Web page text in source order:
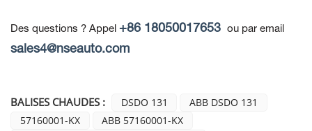
Des questions ? Appel +86 18050017653 ou par email
sales4@nseauto.com
BALISES CHAUDES : DSDO 131
ABB DSDO 131
57160001-KX
ABB 57160001-KX